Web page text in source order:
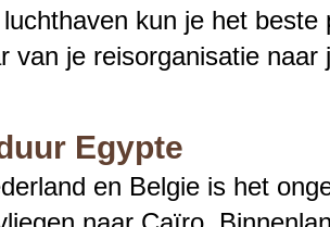
kun je het beste
van je reisorganisatie
Egypte
en Belgie is het